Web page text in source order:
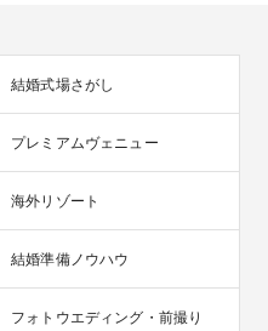
結婚式場さがし
プレミアムヴェニュー
海外リゾート
結婚準備ノウハウ
フォトウエディング・前撮り